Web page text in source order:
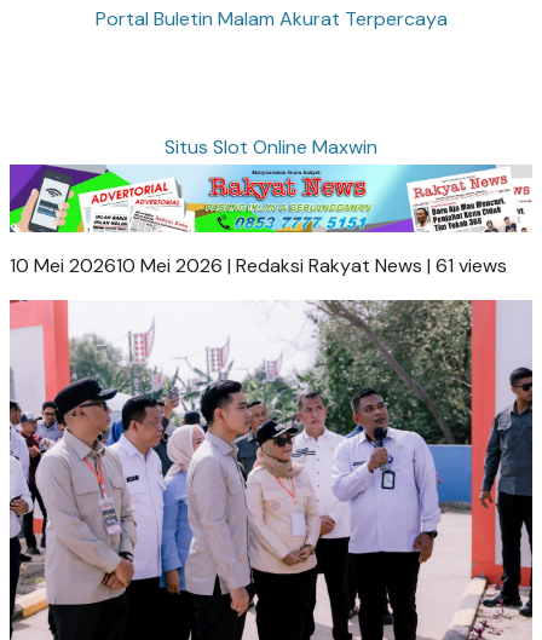
Portal Buletin Malam Akurat Terpercaya
Situs Slot Online Maxwin
10 Mei 202610 Mei 2026 | Redaksi Rakyat News | 61 views